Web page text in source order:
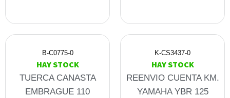
B-C0775-0
HAY STOCK
TUERCA CANASTA
EMBRAGUE 110
K-CS3437-0
HAY STOCK
REENVIO CUENTA KM.
YAMAHA YBR 125